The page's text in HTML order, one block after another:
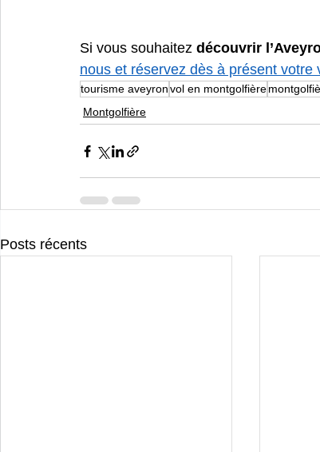
Si vous souhaitez découvrir
nous et réservez dès à présent votre
tourisme aveyronvol en montgolfière
Montgolfière
Posts récents